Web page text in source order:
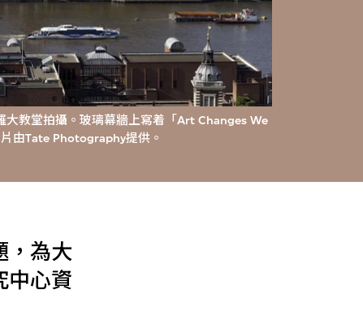
教堂拍攝。玻璃幕牆上寫着「Art Changes We
由Tate Photography提供。
，為大
中心資